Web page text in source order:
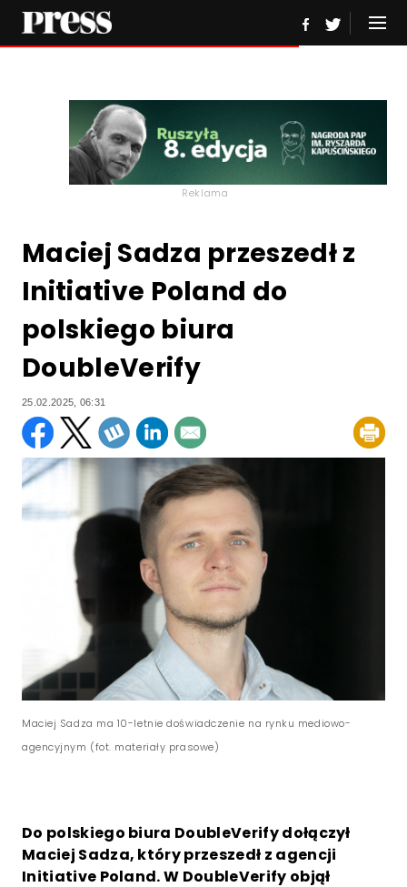
Reklama
Maciej Sadza przeszedł z
Initiative Poland do
polskiego biura
DoubleVerify
25.02.2025, 06:31
Maciej Sadza ma 10-letnie doświadczenie na rynku mediowo-
agencyjnym (fot. materiały prasowe)
Do polskiego biura DoubleVerify dołączył
Maciej Sadza, który przeszedł z agencji
Initiative Poland. W DoubleVerify objął